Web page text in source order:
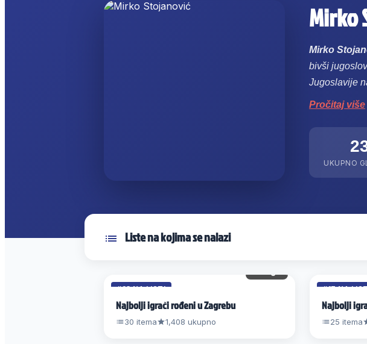
Mirko
Mirko
bivši
Jugoslavije
Pročitaj više
UKUPNO
Liste na kojima se nalazi
#23 NA LISTI
Najbolji igrači rođeni u Zagrebu
30 itema 1,408 ukupno
#17 NA
Najbolji
25 itema